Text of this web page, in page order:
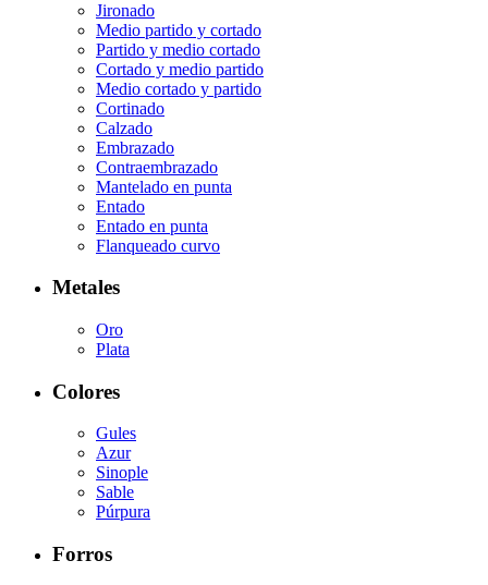
Jironado
Medio partido y cortado
Partido y medio cortado
Cortado y medio partido
Medio cortado y partido
Cortinado
Calzado
Embrazado
Contraembrazado
Mantelado en punta
Entado
Entado en punta
Flanqueado curvo
Metales
Oro
Plata
Colores
Gules
Azur
Sinople
Sable
Púrpura
Forros